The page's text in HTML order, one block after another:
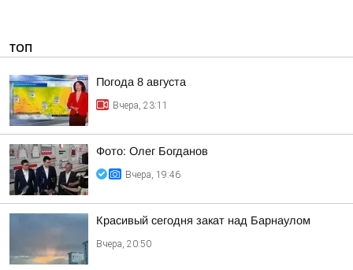
ТОП
Погода 8 августа
Вчера, 23:11
Фото: Олег Богданов
Вчера, 19:46
Красивый сегодня закат над Барнаулом
Вчера, 20:50